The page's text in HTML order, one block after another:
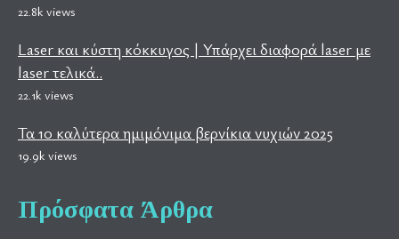
22.8k views
Laser και κύστη κόκκυγος | Υπάρχει διαφορά laser με
laser τελικά..
22.1k views
Τα 10 καλύτερα ημιμόνιμα βερνίκια νυχιών 2025
19.9k views
Πρόσφατα Άρθρα